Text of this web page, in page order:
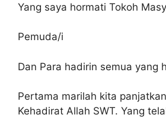
Yang saya hormati Tokoh
Pemuda/i
Dan Para hadirin semua yang
Pertama marilah kita
Kehadirat Allah SWT. Yang